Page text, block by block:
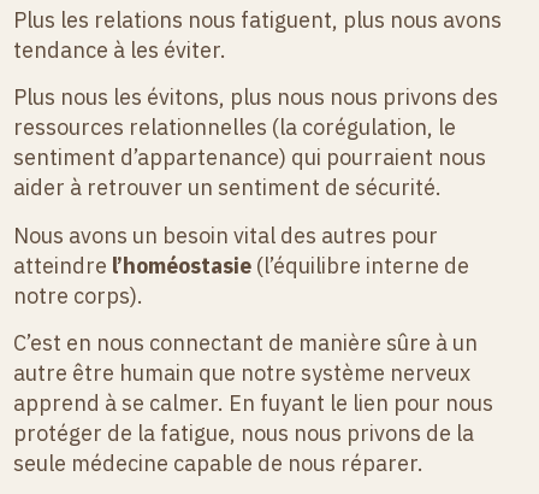
Plus les relations nous fatiguent, plus nous avons
tendance à les éviter.
Plus nous les évitons, plus nous nous privons des
ressources relationnelles (la corégulation, le
sentiment d’appartenance) qui pourraient nous
aider à retrouver un sentiment de sécurité.
Nous avons un besoin vital des autres pour
atteindre l’homéostasie (l’équilibre interne de
notre corps).
C’est en nous connectant de manière sûre à un
autre être humain que notre système nerveux
apprend à se calmer. En fuyant le lien pour nous
protéger de la fatigue, nous nous privons de la
seule médecine capable de nous réparer.